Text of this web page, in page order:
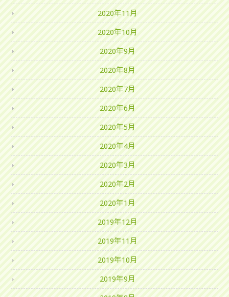
2020年11月
2020年10月
2020年9月
2020年8月
2020年7月
2020年6月
2020年5月
2020年4月
2020年3月
2020年2月
2020年1月
2019年12月
2019年11月
2019年10月
2019年9月